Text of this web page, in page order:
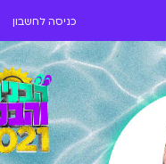
כניסה לחשבון